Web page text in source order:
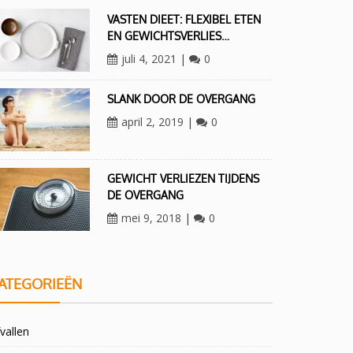
VASTEN DIEET: FLEXIBEL ETEN
EN GEWICHTSVERLIES…
juli 4, 2021 | 0
SLANK DOOR DE OVERGANG
april 2, 2019 | 0
GEWICHT VERLIEZEN TIJDENS
DE OVERGANG
mei 9, 2018 | 0